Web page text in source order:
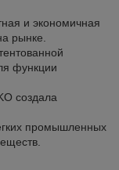
и экономичная
рынке.
функции
создала
промышленных